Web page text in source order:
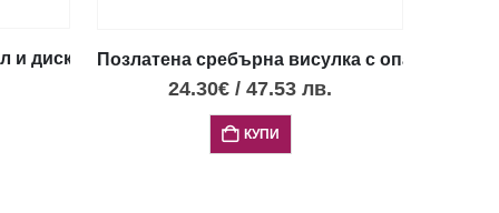
и диск Фестос, XSПозлатена сребърна висулка с опал „Диск
24.30€ / 47.53 лв.
КУПИ